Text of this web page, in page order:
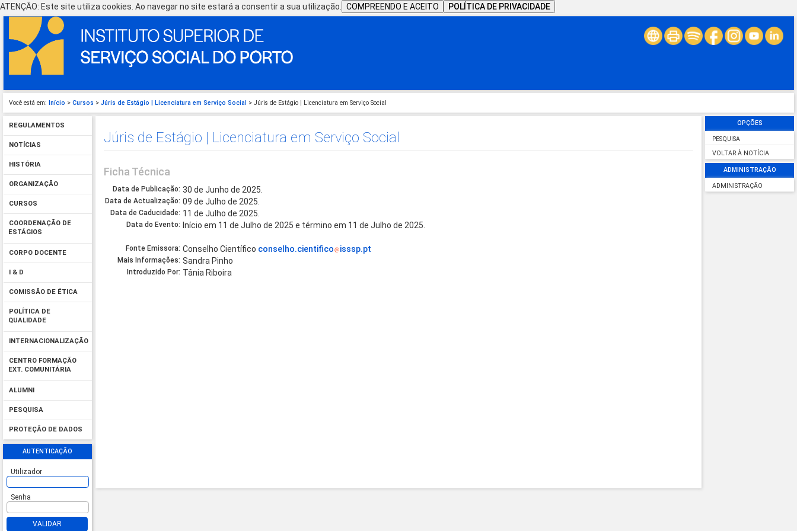
ATENÇÃO: Este site utiliza cookies. Ao navegar no site estará a consentir a sua utilização. COMPREENDO E ACEITO POLÍTICA DE PRIVACIDADE
Você está em: Início > Cursos > Júris de Estágio | Licenciatura em Serviço Social > Júris de Estágio | Licenciatura em Serviço Social
REGULAMENTOS
NOTÍCIAS
HISTÓRIA
ORGANIZAÇÃO
CURSOS
COORDENAÇÃO DE
ESTÁGIOS
CORPO DOCENTE
I & D
COMISSÃO DE ÉTICA
POLÍTICA DE
QUALIDADE
INTERNACIONALIZAÇÃO
CENTRO FORMAÇÃO
EXT. COMUNITÁRIA
ALUMNI
PESQUISA
PROTEÇÃO DE DADOS
AUTENTICAÇÃO
Utilizador
Senha
VALIDAR
OPÇÕES
PESQUISA
VOLTAR À NOTÍCIA
ADMINISTRAÇÃO
ADMINISTRAÇÃO
Júris de Estágio | Licenciatura em Serviço Social
Ficha Técnica
Data de Publicação: 30 de Junho de 2025.
Data de Actualização: 09 de Julho de 2025.
Data de Caducidade: 11 de Julho de 2025.
Data do Evento: Início em 11 de Julho de 2025 e término em 11 de Julho de 2025.
Fonte Emissora: Conselho Científico conselho.cientifico isssp.pt
Mais Informações: Sandra Pinho
Introduzido Por: Tânia Riboira